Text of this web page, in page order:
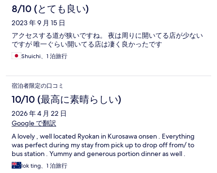
8/10 (とても良い)
2023 年 9 月 15 日
アクセスする道が狭いですね。 夜は周りに開いてる店が少ない
ですが 唯一ぐらい開いてる店は凄く良かったです
Shuichi、1 泊旅行
宿泊者限定の口コミ
10/10 (最高に素晴らしい)
2026 年 4 月 22 日
Google で翻訳
A lovely , well located Ryokan in Kurosawa onsen . Everything
was perfect during my stay from pick up to drop off from/ to
bus station . Yummy and generous portion dinner as well .
lok ting、1 泊旅行